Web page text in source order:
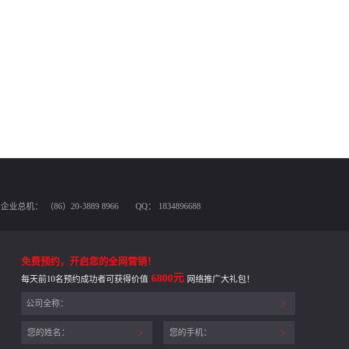
企业总机： （86）20-3889 8966 QQ： 1834896688
免费预约，开启您的全网营销！
每天前10名预约成功者可获得价值 6800元 网络推广大礼包！
公司全称：
您的姓名： 您的手机：